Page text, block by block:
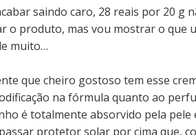
saindo caro, 28 reais por 20 g
o produto, mas vou mostrar o que
muito…
que cheiro gostoso tem esse
na fórmula quanto ao
é totalmente absorvido pela pele
protetor solar por cima que,